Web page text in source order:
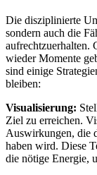
Die disziplinierte
sondern auch die
aufrechtzuerhalten.
wieder Momente
sind einige
bleiben:
Visualisierung:
Ziel zu erreichen.
Auswirkungen, die
haben wird. Diese
die nötige Energie,